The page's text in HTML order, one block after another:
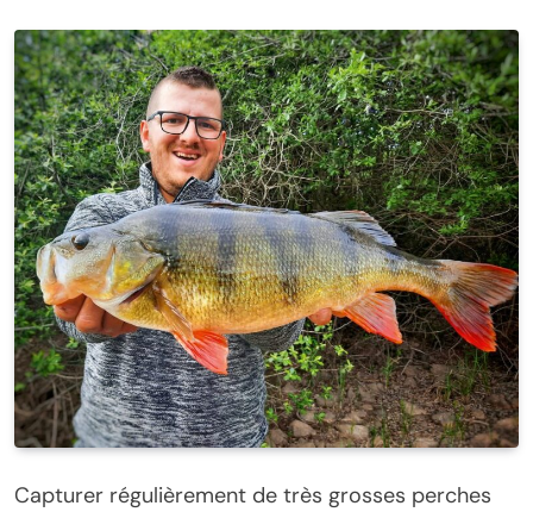
Capturer régulièrement de très grosses perches